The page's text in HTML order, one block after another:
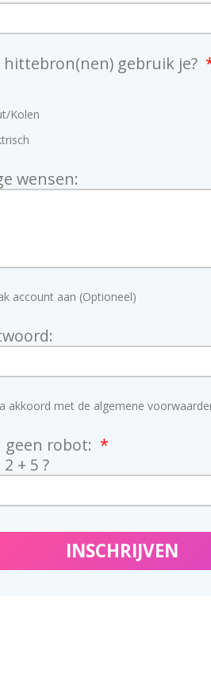
hittebron(nen) gebruik je?
Kolen
wensen:
account aan (Optioneel)
akkoord met de algemene
geen robot:
+ 5 ?